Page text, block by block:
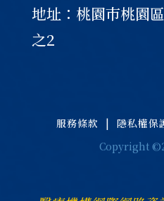
地址：桃園巿桃園
之2
服務條款 |隱私權保
Copyright